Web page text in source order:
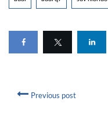
Previous post